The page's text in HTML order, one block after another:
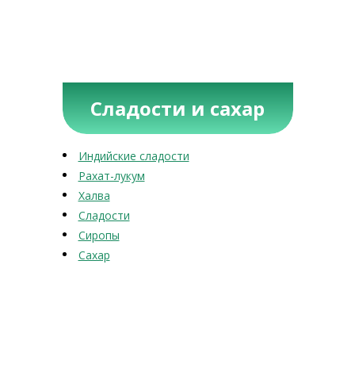
Сладости и сахар
Индийские сладости
Рахат-лукум
Халва
Сладости
Сиропы
Сахар